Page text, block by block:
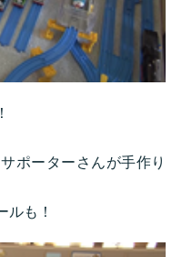
ポーターさんが手作り
ルも！